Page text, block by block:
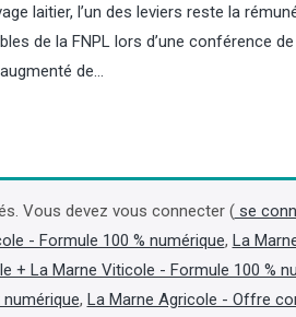
laitier, l’un des leviers reste la
de la FNPL lors d’une conférence
de…
Vous devez vous connecter (se
- Formule 100 % numérique, La
+ La Marne Viticole - Formule 100 %
, La Marne Agricole - Offre
l’environnement de l’OFB
bientôt équipés de caméras
En vertu d’un décret paru au Journal
officiel le 31 juillet, les inspecteurs de